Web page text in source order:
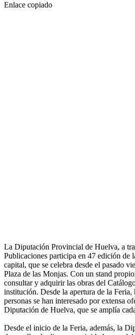
Enlace copiado
La Diputación Provincial de Huelva, a
Publicaciones participa en 47 edición de
capital, que se celebra desde el pasado
Plaza de las Monjas. Con un stand
consultar y adquirir las obras del
institución. Desde la apertura de la Feria,
personas se han interesado por extensa
Diputación de Huelva, que se amplía
Desde el inicio de la Feria, además, la